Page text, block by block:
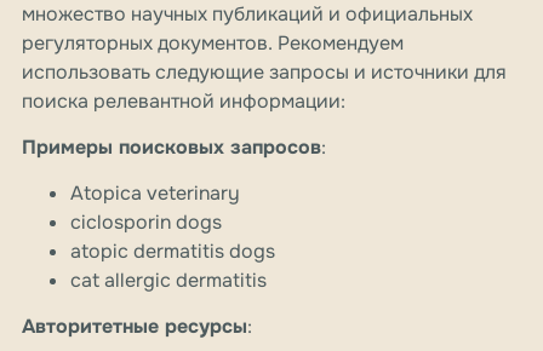
множество научных публикаций и официальных
регуляторных документов. Рекомендуем
использовать следующие запросы и источники для
поиска релевантной информации:
Примеры поисковых запросов:
Atopica veterinary
ciclosporin dogs
atopic dermatitis dogs
cat allergic dermatitis
Авторитетные ресурсы: